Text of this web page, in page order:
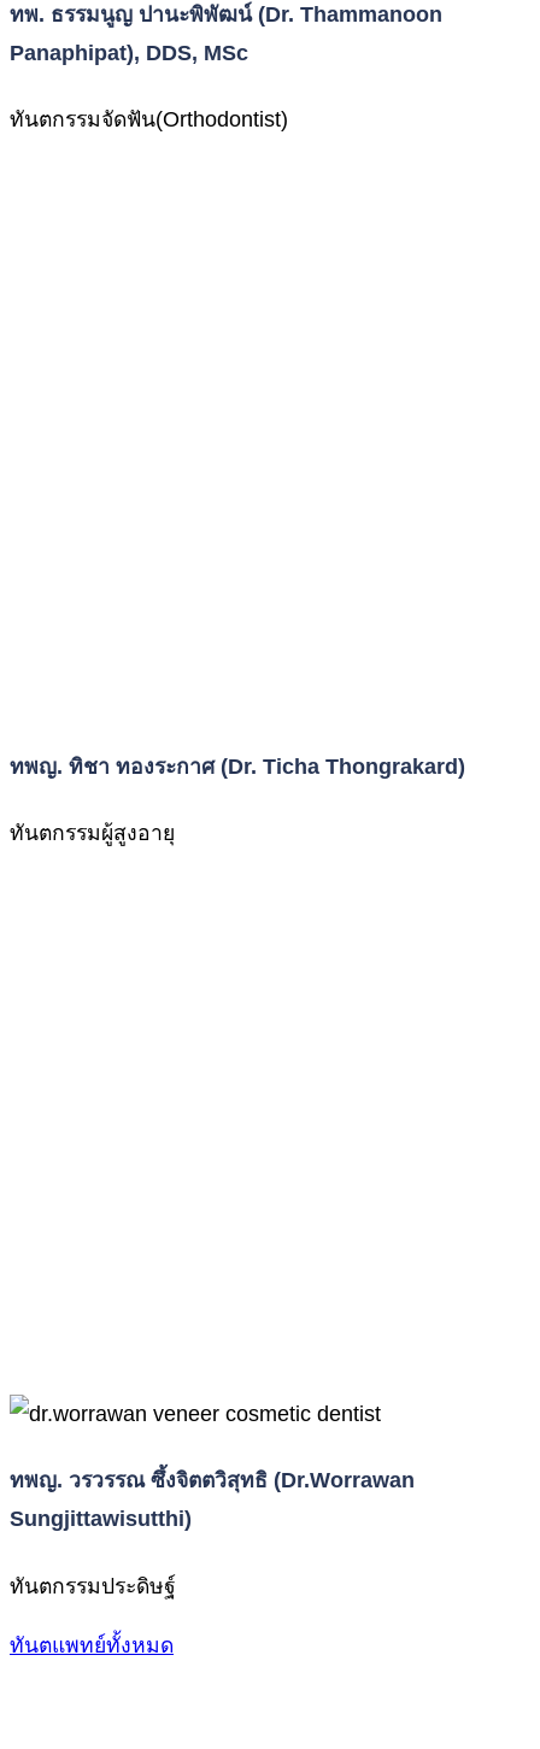
ทพ. ธรรมนูญ ปานะพิพัฒน์ (Dr. Thammanoon
Panaphipat), DDS, MSc
ทันตกรรมจัดฟัน(Orthodontist)
ทพญ. ทิชา ทองระกาศ (Dr. Ticha Thongrakard)
ทันตกรรมผู้สูงอายุ
ทพญ. วรวรรณ ซึ้งจิตตวิสุทธิ (Dr.Worrawan
Sungjittawisutthi)
ทันตกรรมประดิษฐ์
ทันตแพทย์ทั้งหมด